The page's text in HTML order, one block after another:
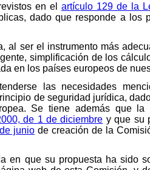
en el artículo 129 de la
dado que responde a los
al ser el instrumento más
simplificación de los
en los países europeos de
las necesidades
de seguridad jurídica,
Se tiene además que la
de 1 de diciembre y que su
juniode creación de la
en que su propuesta ha sido